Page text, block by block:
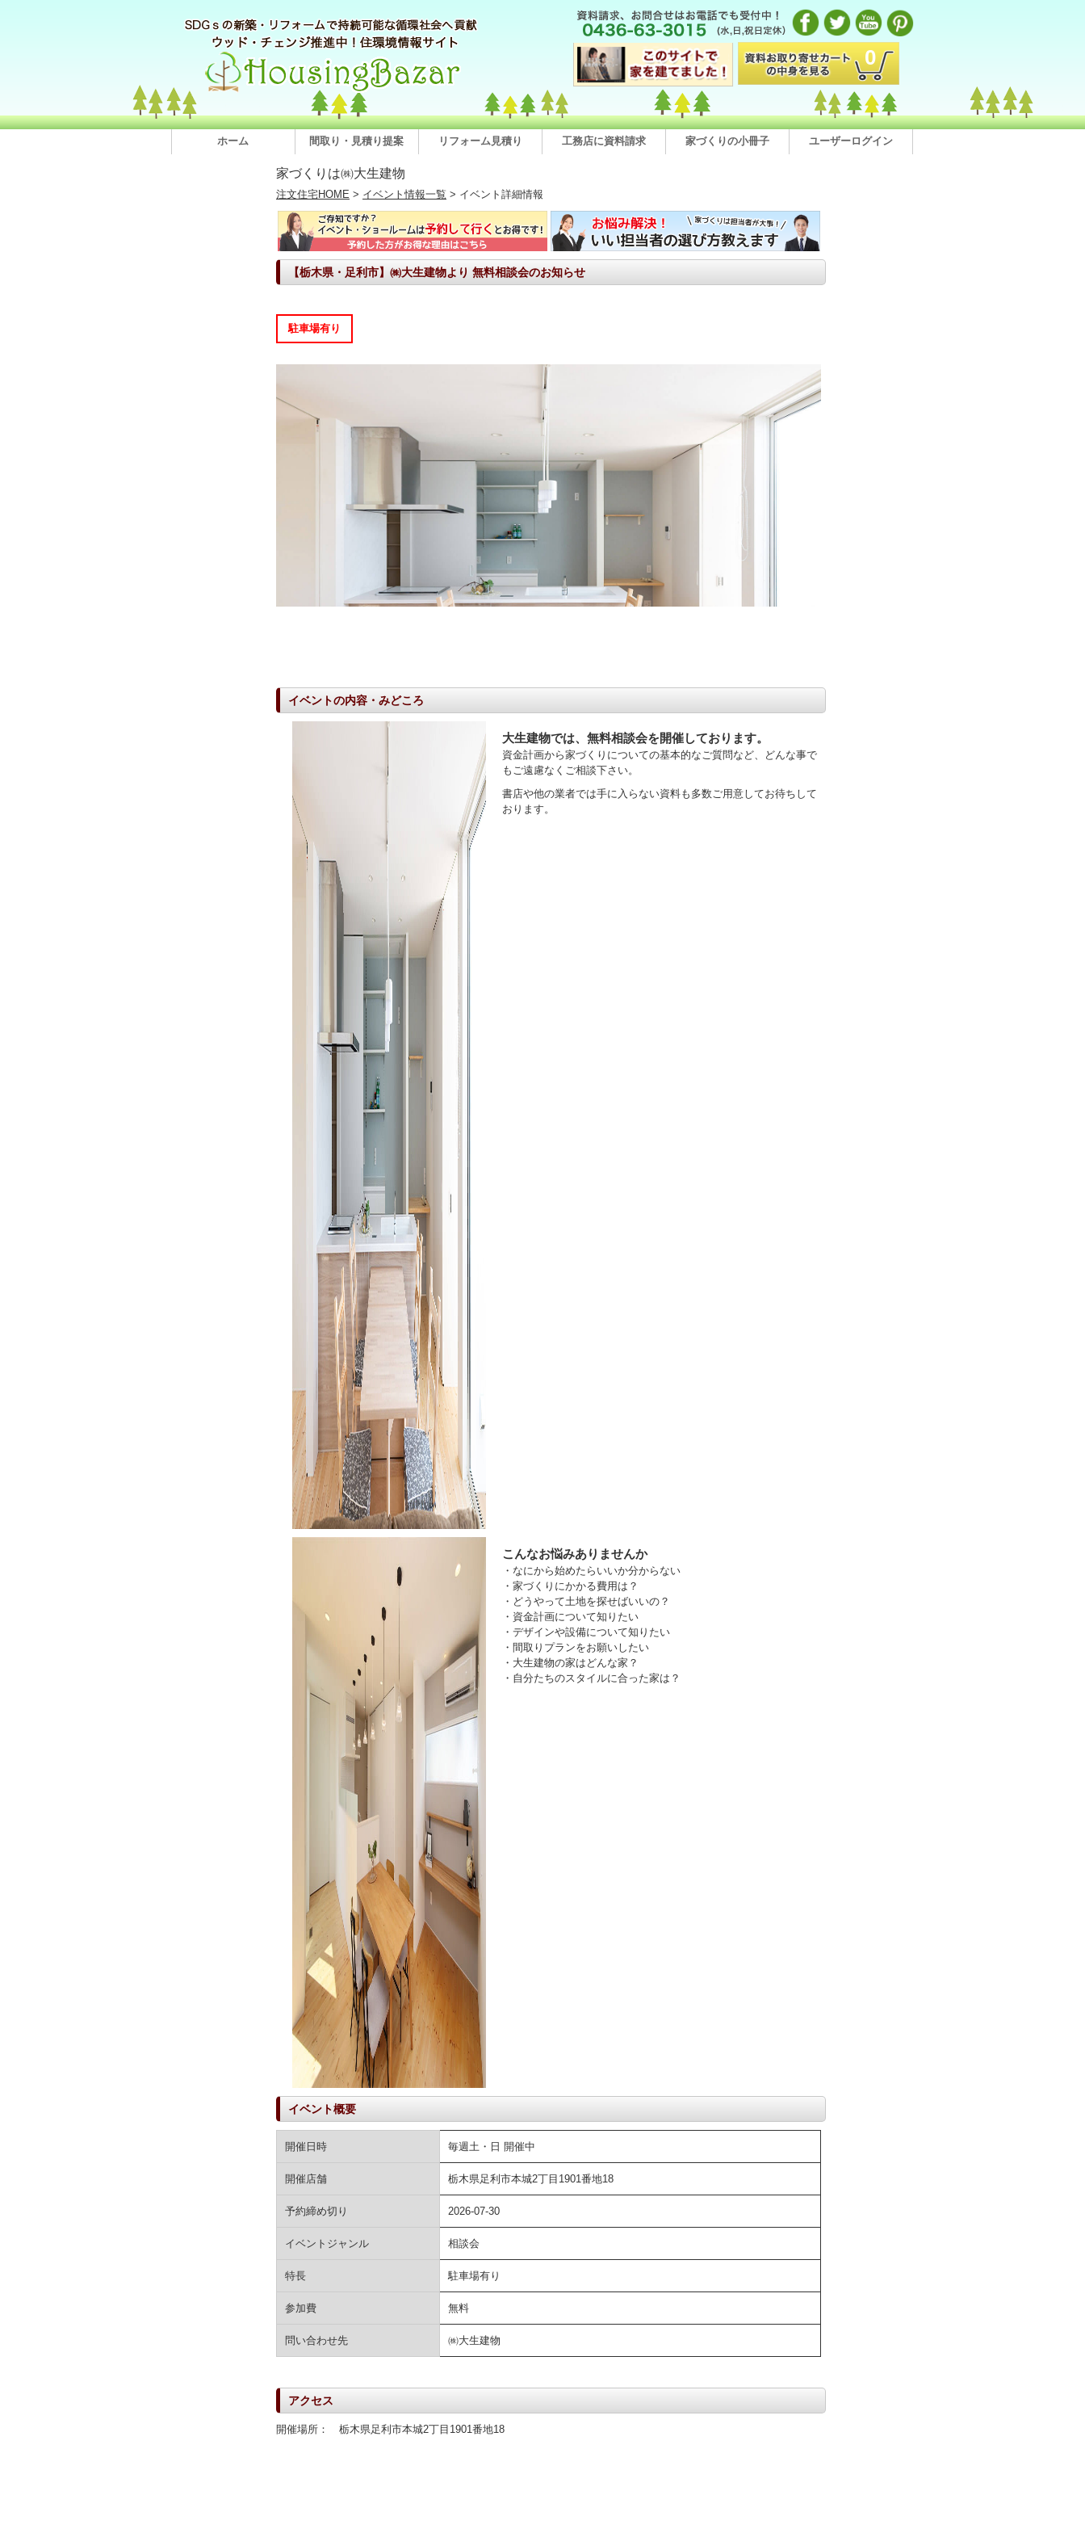
0
ホーム 間取り・見積り提案 リフォーム見積り 工務店に資料請求 家づくりの小冊子 ユーザーログイン
家づくりは㈱大生建物
注文住宅HOME > イベント情報一覧 > イベント詳細情報
【栃木県・足利市】㈱大生建物より 無料相談会のお知らせ
駐車場有り
イベントの内容・みどころ
大生建物では、無料相談会を開催しております。
資金計画から家づくりについての基本的なご質問など、どんな事で
もご遠慮なくご相談下さい。
書店や他の業者では手に入らない資料も多数ご用意してお待ちして
おります。
こんなお悩みありませんか
・なにから始めたらいいか分からない
・家づくりにかかる費用は？
・どうやって土地を探せばいいの？
・資金計画について知りたい
・デザインや設備について知りたい
・間取りプランをお願いしたい
・大生建物の家はどんな家？
・自分たちのスタイルに合った家は？
イベント概要
開催日時 毎週土・日 開催中
開催店舗 栃木県足利市本城2丁目1901番地18
予約締め切り 2026-07-30
イベントジャンル 相談会
特長 駐車場有り
参加費 無料
問い合わせ先 ㈱大生建物
アクセス
開催場所： 栃木県足利市本城2丁目1901番地18